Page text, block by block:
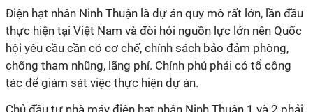
Điện hạt nhân Ninh Thuận là dự án quy mô rất lớn, lần đầu
thực hiện tại Việt Nam và đòi hỏi nguồn lực lớn nên Quốc
hội yêu cầu cần có cơ chế, chính sách bảo đảm phòng,
chống tham nhũng, lãng phí. Chính phủ phải có tổ công
tác để giám sát việc thực hiện dự án.
Chủ đầu tư nhà máy điện hạt nhân Ninh Thuận 1 và 2 phải